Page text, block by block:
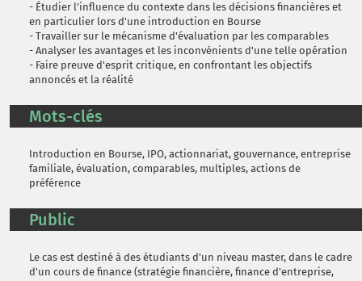
- Étudier l'influence du contexte dans les décisions financières et
en particulier lors d'une introduction en Bourse
- Travailler sur le mécanisme d'évaluation par les comparables
- Analyser les avantages et les inconvénients d'une telle opération
- Faire preuve d'esprit critique, en confrontant les objectifs
annoncés et la réalité
Mots-clés
Introduction en Bourse, IPO, actionnariat, gouvernance, entreprise
familiale, évaluation, comparables, multiples, actions de
préférence
Public
Le cas est destiné à des étudiants d'un niveau master, dans le cadre
d'un cours de finance (stratégie financière, finance d'entreprise,